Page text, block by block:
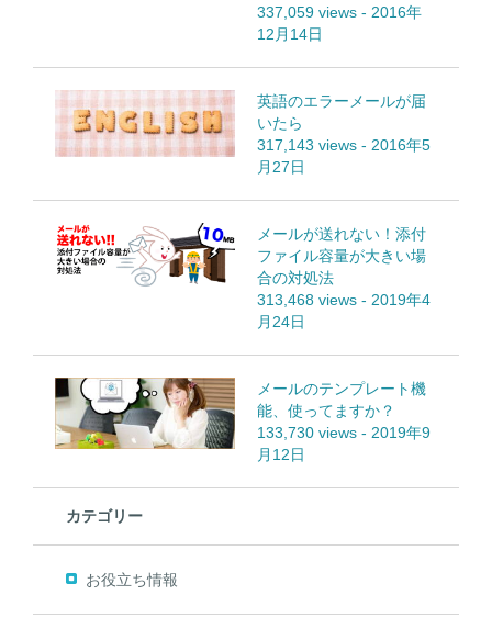
337,059 views - 2016年
12月14日
英語のエラーメールが届
いたら
317,143 views - 2016年5
月27日
メールが送れない！添付
ファイル容量が大きい場
合の対処法
313,468 views - 2019年4
月24日
メールのテンプレート機
能、使ってますか？
133,730 views - 2019年9
月12日
カテゴリー
お役立ち情報